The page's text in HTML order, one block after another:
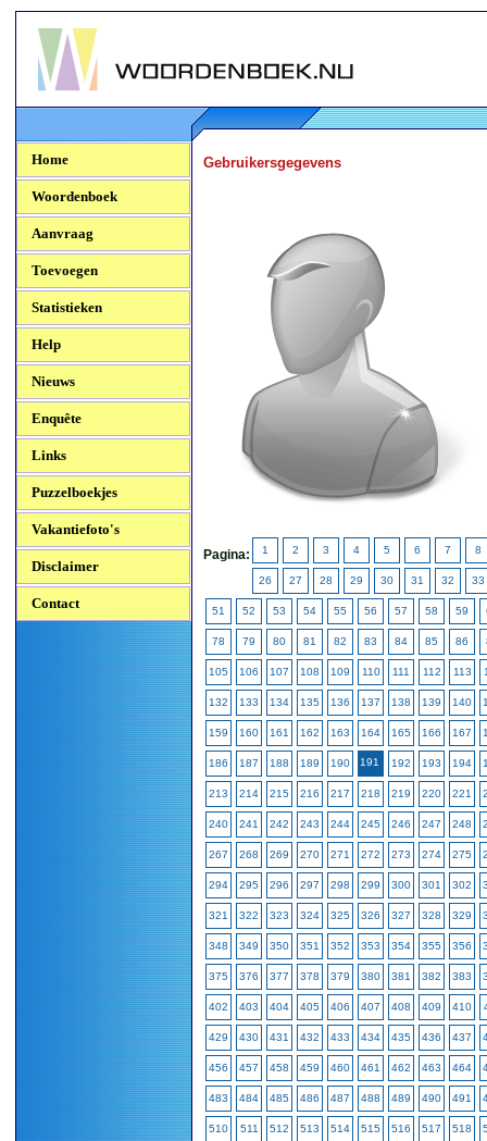
Woordenboek.NU
Home
Woordenboek
Aanvraag
Toevoegen
Statistieken
Help
Nieuws
Enquête
Links
Puzzelboekjes
Vakantiefoto's
Disclaimer
Contact
Gebruikersgegevens
Pagina: 1 2 3 4 5 6 7 8
26 27 28 29 30 31 32 33
51 52 53 54 55 56 57 58 59
78 79 80 81 82 83 84 85 86
105 106 107 108 109 110 111 112 113
132 133 134 135 136 137 138 139 140
159 160 161 162 163 164 165 166 167
186 187 188 189 190 191 192 193 194
213 214 215 216 217 218 219 220 221
240 241 242 243 244 245 246 247 248
267 268 269 270 271 272 273 274 275
294 295 296 297 298 299 300 301 302
321 322 323 324 325 326 327 328 329
348 349 350 351 352 353 354 355 356
375 376 377 378 379 380 381 382 383
402 403 404 405 406 407 408 409 410
429 430 431 432 433 434 435 436 437
456 457 458 459 460 461 462 463 464
483 484 485 486 487 488 489 490 491
510 511 512 513 514 515 516 517 518